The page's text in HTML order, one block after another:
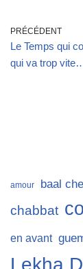
PRÉCÉDENT
Le Temps qui
qui va trop
amour baal
chabbat
en avant
Lekha